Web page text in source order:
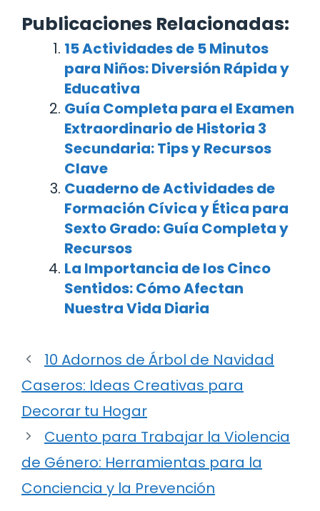
Publicaciones Relacionadas:
15 Actividades de 5 Minutos
para Niños: Diversión Rápida y
Educativa
Guía Completa para el Examen
Extraordinario de Historia 3
Secundaria: Tips y Recursos
Clave
Cuaderno de Actividades de
Formación Cívica y Ética para
Sexto Grado: Guía Completa y
Recursos
La Importancia de los Cinco
Sentidos: Cómo Afectan
Nuestra Vida Diaria
10 Adornos de Árbol de Navidad
Caseros: Ideas Creativas para
Decorar tu Hogar
Cuento para Trabajar la Violencia
de Género: Herramientas para la
Conciencia y la Prevención